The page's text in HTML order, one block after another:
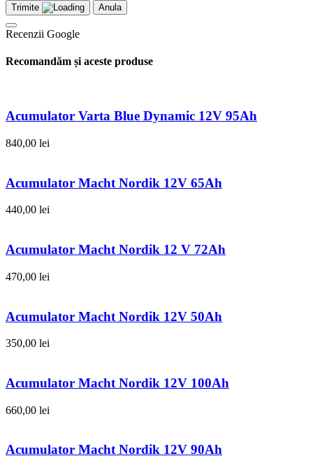
Trimite Anula
Recenzii Google
Recomandăm și aceste produse
Acumulator Varta Blue Dynamic 12V 95Ah
840,00 lei
Acumulator Macht Nordik 12V 65Ah
440,00 lei
Acumulator Macht Nordik 12 V 72Ah
470,00 lei
Acumulator Macht Nordik 12V 50Ah
350,00 lei
Acumulator Macht Nordik 12V 100Ah
660,00 lei
Acumulator Macht Nordik 12V 90Ah